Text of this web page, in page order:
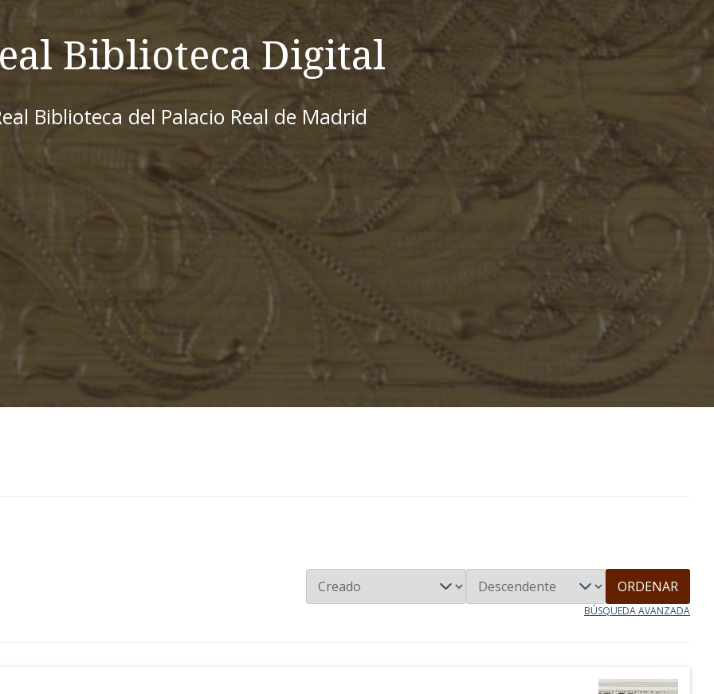
Biblioteca Digital
Biblioteca del Palacio Real de Madrid
ORDENAR
BÚSQUEDA AVANZADA